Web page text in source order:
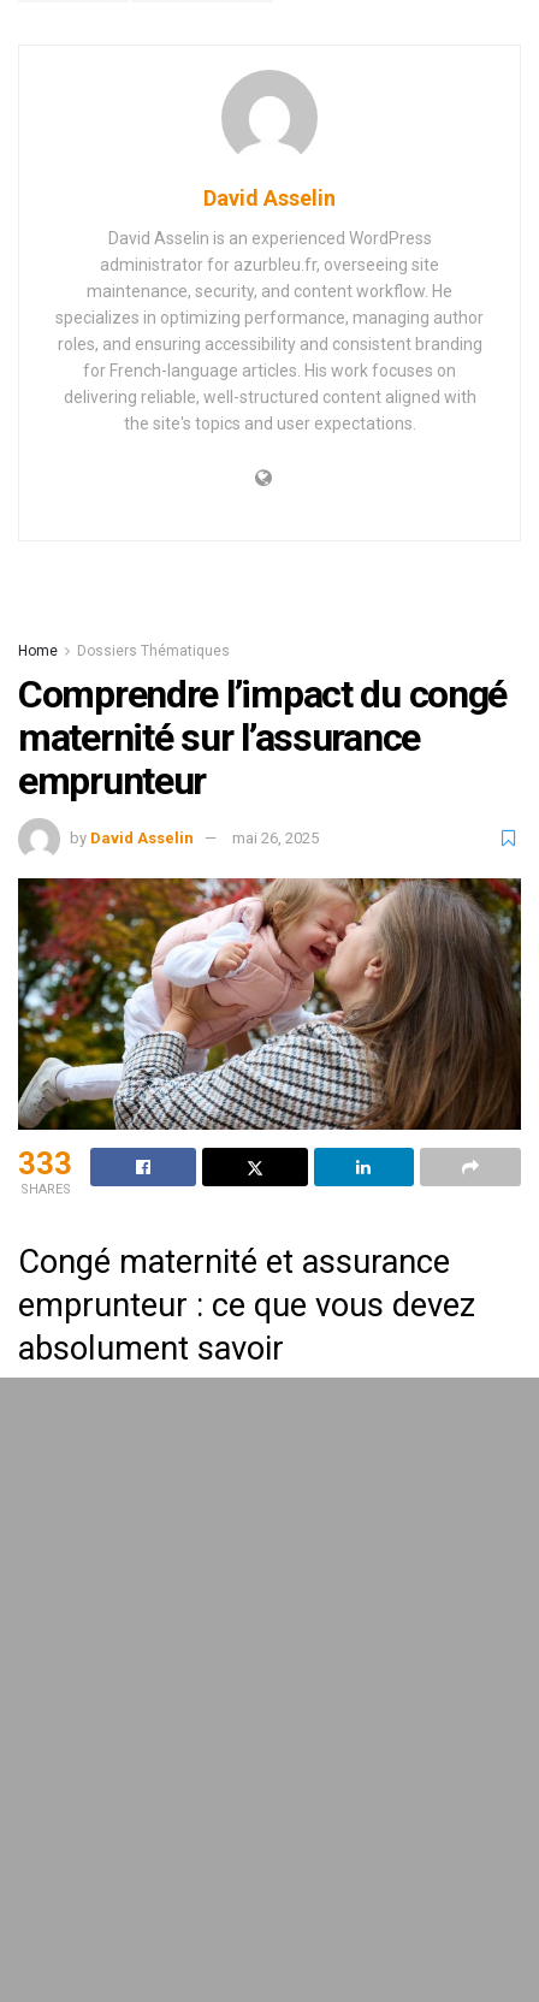
David Asselin
David Asselin is an experienced WordPress
administrator for azurbleu.fr, overseeing site
maintenance, security, and content workflow. He
specializes in optimizing performance, managing author
roles, and ensuring accessibility and consistent branding
for French-language articles. His work focuses on
delivering reliable, well-structured content aligned with
the site's topics and user expectations.
Home Dossiers Thématiques
Comprendre l’impact du congé
maternité sur l’assurance
emprunteur
by David Asselin mai 26, 2025
333
SHARES
Congé maternité et assurance
emprunteur : ce que vous devez
absolument savoir